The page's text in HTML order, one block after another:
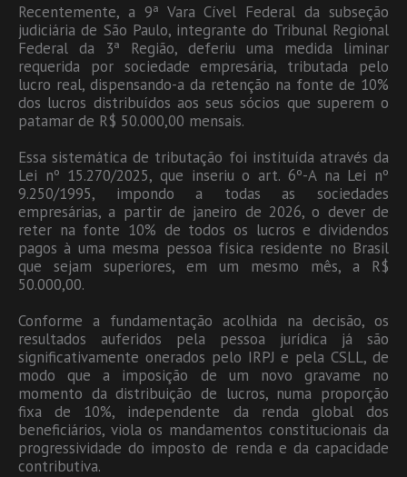
Recentemente, a 9ª Vara Cível Federal da subseção
judiciária de São Paulo, integrante do Tribunal Regional
Federal da 3ª Região, deferiu uma medida liminar
requerida por sociedade empresária, tributada pelo
lucro real, dispensando-a da retenção na fonte de 10%
dos lucros distribuídos aos seus sócios que superem o
patamar de R$ 50.000,00 mensais.
Essa sistemática de tributação foi instituída através da
Lei nº 15.270/2025, que inseriu o art. 6º-A na Lei nº
9.250/1995, impondo a todas as sociedades
empresárias, a partir de janeiro de 2026, o dever de
reter na fonte 10% de todos os lucros e dividendos
pagos à uma mesma pessoa física residente no Brasil
que sejam superiores, em um mesmo mês, a R$
50.000,00.
Conforme a fundamentação acolhida na decisão, os
resultados auferidos pela pessoa jurídica já são
significativamente onerados pelo IRPJ e pela CSLL, de
modo que a imposição de um novo gravame no
momento da distribuição de lucros, numa proporção
fixa de 10%, independente da renda global dos
beneficiários, viola os mandamentos constitucionais da
progressividade do imposto de renda e da capacidade
contributiva.